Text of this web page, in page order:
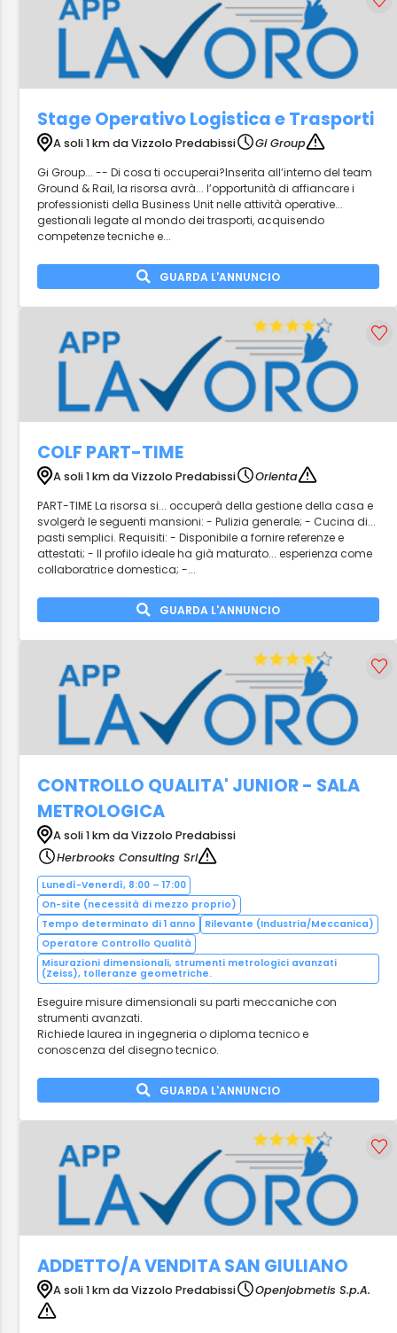
Stage Operativo Logistica e Trasporti
A soli 1 km da Vizzolo Predabissi
Gi Group
Gi Group... -- Di cosa ti occuperai?Inserita all’interno del team
Ground & Rail, la risorsa avrà... l’opportunità di affiancare i
professionisti della Business Unit nelle attività operative...
gestionali legate al mondo dei trasporti, acquisendo
competenze tecniche e...
GUARDA L'ANNUNCIO
COLF PART-TIME
A soli 1 km da Vizzolo Predabissi
Orienta
PART-TIME La risorsa si... occuperà della gestione della casa e
svolgerà le seguenti mansioni: - Pulizia generale; - Cucina di...
pasti semplici. Requisiti: - Disponibile a fornire referenze e
attestati; - Il profilo ideale ha già maturato... esperienza come
collaboratrice domestica; -...
GUARDA L'ANNUNCIO
CONTROLLO QUALITA' JUNIOR - SALA
METROLOGICA
A soli 1 km da Vizzolo Predabissi
Herbrooks Consulting Srl
Lunedì-Venerdì, 8:00 – 17:00
On-site (necessità di mezzo proprio)
Tempo determinato di 1 anno
Rilevante (Industria/Meccanica)
Operatore Controllo Qualità
Misurazioni dimensionali, strumenti metrologici avanzati
(Zeiss), tolleranze geometriche.
Eseguire misure dimensionali su parti meccaniche con
strumenti avanzati.
Richiede laurea in ingegneria o diploma tecnico e
conoscenza del disegno tecnico.
GUARDA L'ANNUNCIO
ADDETTO/A VENDITA SAN GIULIANO
A soli 1 km da Vizzolo Predabissi Openjobmetis S.p.A.